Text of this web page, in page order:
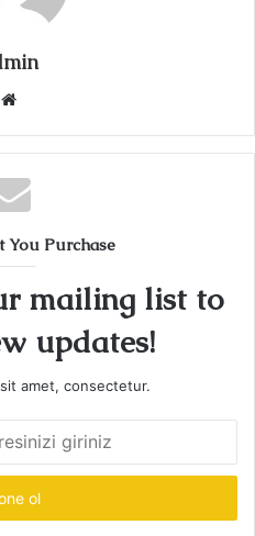
Web
You Purchase
mailing list to
updates!
amet, consectetur.